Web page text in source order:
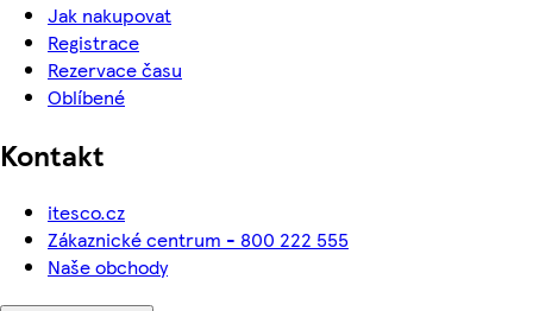
Jak nakupovat
Registrace
Rezervace času
Oblíbené
Kontakt
itesco.cz
Zákaznické centrum - 800 222 555
Naše obchody